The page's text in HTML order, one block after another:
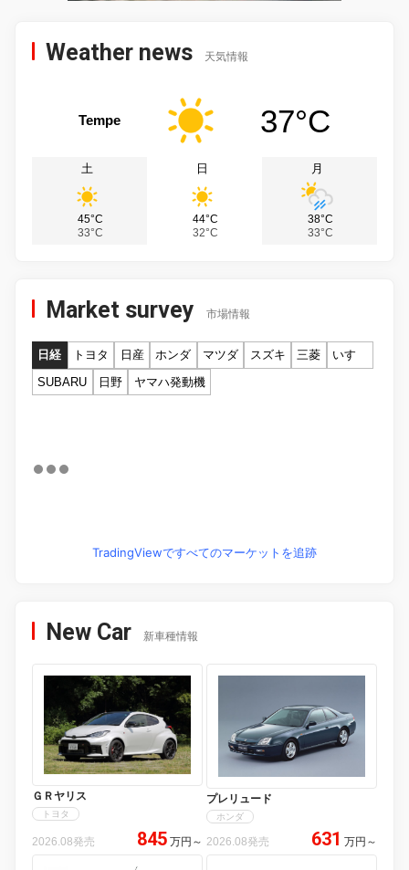
Weather news 天気情報
Tempe 37°C
土
45°C
33°C
日
44°C
32°C
月
38°C
33°C
Market survey 市場情報
日経 トヨタ 日産 ホンダ マツダ スズキ 三菱
いすゞ
SUBARU
日野 ヤマハ発動機
TradingViewですべてのマーケットを追跡
New Car 新車種情報
ＧＲヤリス
トヨタ
2026.08発売 845 万円 ～
プレリュード
ホンダ
2026.08発売 631 万円 ～